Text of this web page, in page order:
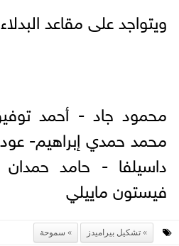
ويتواجد على مقاعد
محمود جاد - أحمد
محمد حمدي إبراهيم-
داسيلفا - حامد
فيستون ماييلي
تشكيل بيراميدز سموحة